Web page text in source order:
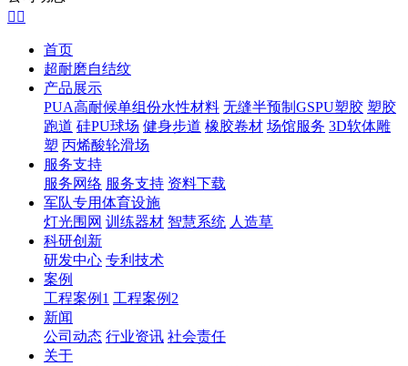
 
首页
超耐磨自结纹
产品展示
PUA高耐候单组份水性材料 无缝半预制GSPU塑胶 塑胶
跑道 硅PU球场 健身步道 橡胶卷材 场馆服务 3D软体雕
塑 丙烯酸轮滑场
服务支持
服务网络 服务支持 资料下载
军队专用体育设施
灯光围网 训练器材 智慧系统 人造草
科研创新
研发中心 专利技术
案例
工程案例1 工程案例2
新闻
公司动态 行业资讯 社会责任
关于